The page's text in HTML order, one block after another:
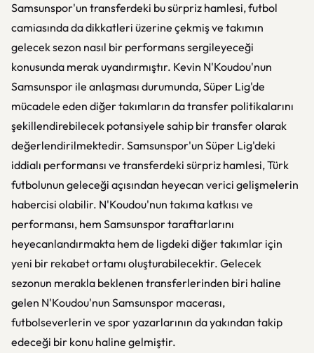
Samsunspor'un transferdeki bu sürpriz hamlesi, futbol
camiasında da dikkatleri üzerine çekmiş ve takımın
gelecek sezon nasıl bir performans sergileyeceği
konusunda merak uyandırmıştır. Kevin N'Koudou'nun
Samsunspor ile anlaşması durumunda, Süper Lig'de
mücadele eden diğer takımların da transfer politikalarını
şekillendirebilecek potansiyele sahip bir transfer olarak
değerlendirilmektedir. Samsunspor'un Süper Lig'deki
iddialı performansı ve transferdeki sürpriz hamlesi, Türk
futbolunun geleceği açısından heyecan verici gelişmelerin
habercisi olabilir. N'Koudou'nun takıma katkısı ve
performansı, hem Samsunspor taraftarlarını
heyecanlandırmakta hem de ligdeki diğer takımlar için
yeni bir rekabet ortamı oluşturabilecektir. Gelecek
sezonun merakla beklenen transferlerinden biri haline
gelen N'Koudou'nun Samsunspor macerası,
futbolseverlerin ve spor yazarlarının da yakından takip
edeceği bir konu haline gelmiştir.